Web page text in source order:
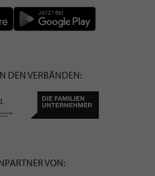
DEN VERBÄNDEN:
VON: